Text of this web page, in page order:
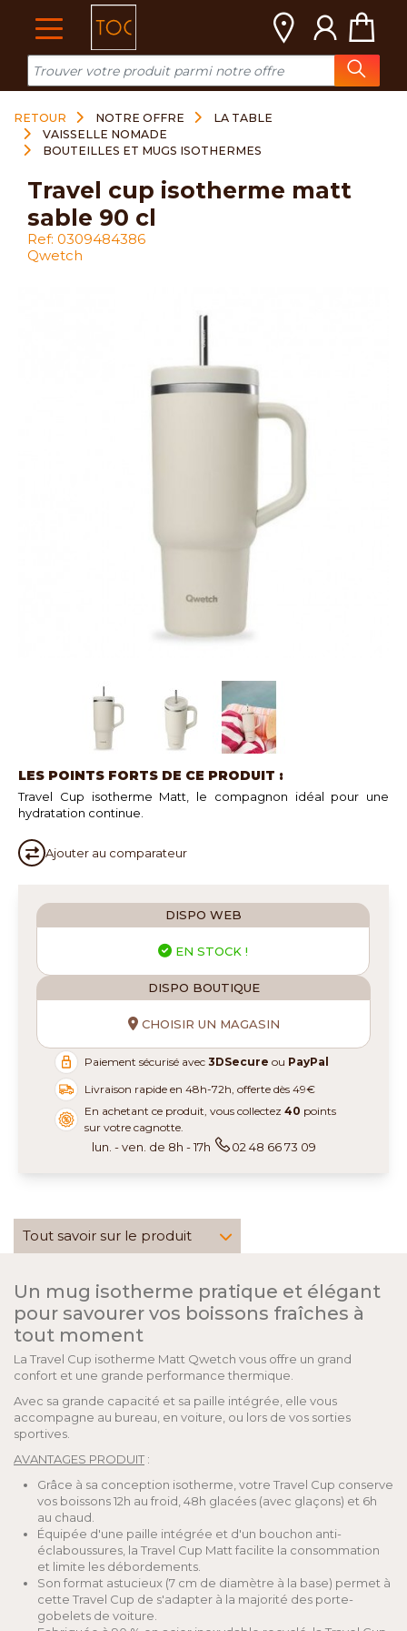
RETOUR NOTRE OFFRE
LA TABLE
VAISSELLE NOMADE
BOUTEILLES ET MUGS ISOTHERMES
LES POINTS FORTS DE CE PRODUIT :
Travel Cup isotherme Matt, le compagnon idéal pour une
hydratation continue.
Ajouter au comparateur
travel cup isotherme matt
sable 90 cl
Ref: 0309484386
Qwetch
DISPO WEB
EN STOCK !
DISPO BOUTIQUE
CHOISIR UN MAGASIN
Paiement sécurisé avec3DSecure ou PayPal
Livraison rapide en 48h-72h, offerte dès 49€
En achetant ce produit, vous collectez40 points
sur votre cagnotte.
lun. - ven. de 8h - 17h 02 48 66 73 09
Tout savoir sur le produit
Un mug isotherme pratique et élégant
pour savourer vos boissons fraîches à
tout moment
La Travel Cup isotherme Matt Qwetch vous offre un grand
confort et une grande performance thermique.
Avec sa grande capacité et sa paille intégrée, elle vous
accompagne au bureau, en voiture, ou lors de vos sorties
sportives.
AVANTAGES PRODUIT :
Grâce à sa conception isotherme, votre Travel Cup conserve
vos boissons 12h au froid, 48h glacées (avec glaçons) et 6h
au chaud.
Équipée d'une paille intégrée et d'un bouchon anti-
éclaboussures, la Travel Cup Matt facilite la consommation
et limite les débordements.
Son format astucieux (7 cm de diamètre à la base) permet à
cette Travel Cup de s'adapter à la majorité des porte-
gobelets de voiture.
Cookies management panel